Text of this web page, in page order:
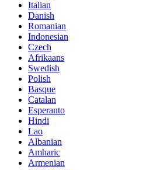
Italian
Danish
Romanian
Indonesian
Czech
Afrikaans
Swedish
Polish
Basque
Catalan
Esperanto
Hindi
Lao
Albanian
Amharic
Armenian